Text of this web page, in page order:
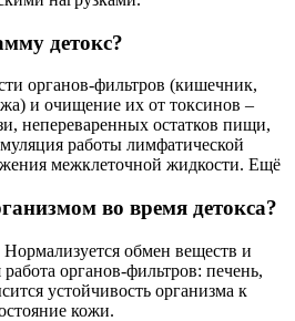
детокс?
органов-фильтров (кишечник,
и очищение их от токсинов –
непереваренных остатков пищи,
работы лимфатической
межклеточной жидкости. Ещё
во время детокса?
Нормализуется обмен веществ и
органов-фильтров: печень,
устойчивость организма к
кожи.